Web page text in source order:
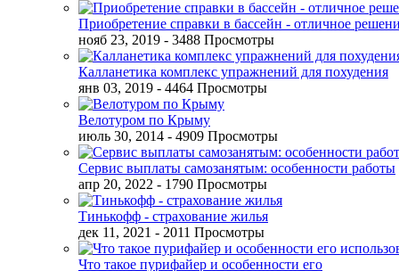
Приобретение справки в бассейн - отличное
нояб 23, 2019 - 3488 Просмотры
Калланетика комплекс упражнений для похудения
янв 03, 2019 - 4464 Просмотры
Велотуром по Крыму
июль 30, 2014 - 4909 Просмотры
Сервис выплаты самозанятым: особенности работы
апр 20, 2022 - 1790 Просмотры
Тинькофф - страхование жилья
дек 11, 2021 - 2011 Просмотры
Что такое пурифайер и особенности его